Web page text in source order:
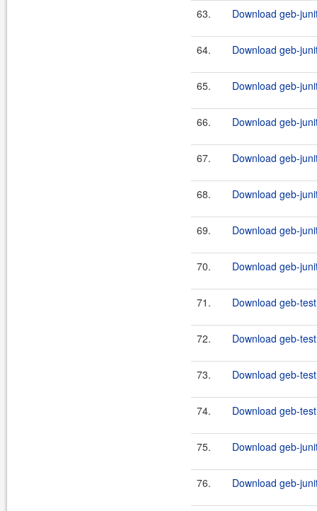
63. Download geb-
64. Download geb-
65. Download geb-
66. Download geb-
67. Download geb-
68. Download geb-
69. Download geb-
70. Download geb-
71. Download geb-
72. Download geb-
73. Download geb-
74. Download geb-
75. Download geb-
76. Download geb-